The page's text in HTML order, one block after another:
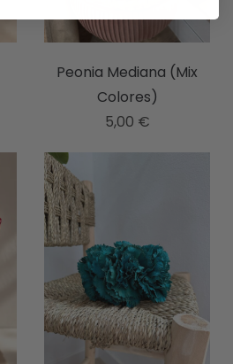
Peonia Mediana (Mix
Colores)
5,00 €
variantes.
Las
opciones
se
pueden
elegir